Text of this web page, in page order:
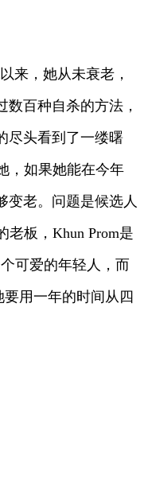
来，她从未衰老，
数百种自杀的方法，
尽头看到了一缕曙
，如果她能在今年
变老。问题是候选人
老板，Khun Prom是
可爱的年轻人，而
用一年的时间从四